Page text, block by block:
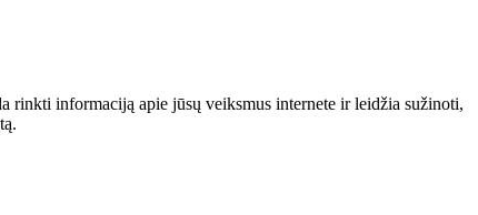
rinkti informaciją apie jūsų veiksmus internete ir leidžia sužinoti,